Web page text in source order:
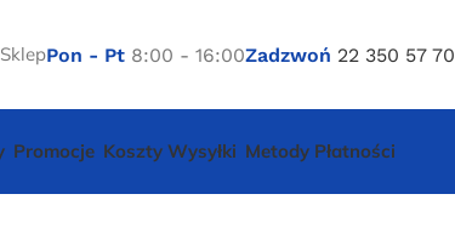
Pon - Pt 8:00 - 16:00Zadzwoń 22 350 57 70
Promocje Koszty Wysyłki Metody Płatności